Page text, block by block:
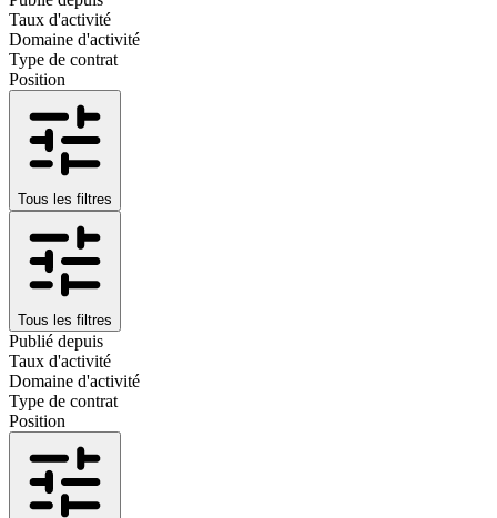
Taux d'activité
Domaine d'activité
Type de contrat
Position
Tous les filtres
Tous les filtres
Publié depuis
Taux d'activité
Domaine d'activité
Type de contrat
Position